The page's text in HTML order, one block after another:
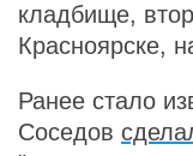
кладбище,
Красноярске,
Ранее стало
Соседов